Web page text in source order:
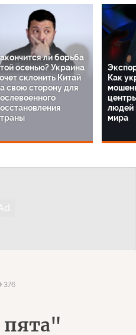
ли борьба
осенью? Украина
склонить Китай
свою сторону для
Как
людей
мира
376
пята"